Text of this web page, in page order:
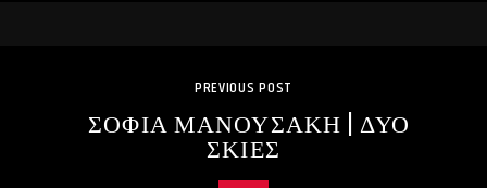
PREVIOUS POST
ΣΟΦΙΑ ΜΑΝΟΥΣΑΚΗ | ΔΥΟ
ΣΚΙΕΣ